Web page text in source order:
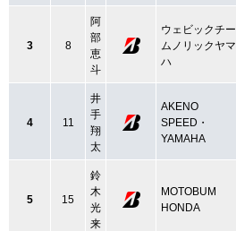
3 8
阿
部
恵
斗
ウェビックチー
ムノリックヤマ
ハ
4 11
井
手
翔
太
AKENO
SPEED・
YAMAHA
5 15
鈴
木
光
来
MOTOBUM
HONDA